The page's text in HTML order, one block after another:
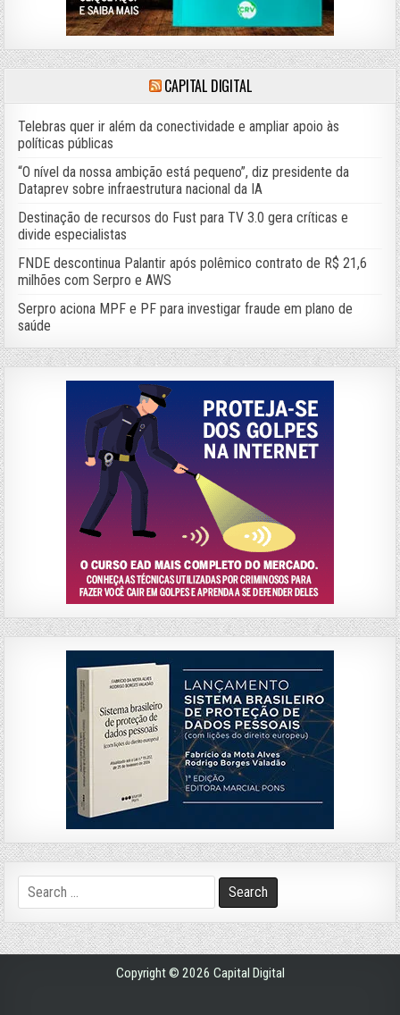
CAPITAL DIGITAL
Telebras quer ir além da conectividade e ampliar apoio às
políticas públicas
“O nível da nossa ambição está pequeno”, diz presidente da
Dataprev sobre infraestrutura nacional da IA
Destinação de recursos do Fust para TV 3.0 gera críticas e
divide especialistas
FNDE descontinua Palantir após polêmico contrato de R$ 21,6
milhões com Serpro e AWS
Serpro aciona MPF e PF para investigar fraude em plano de
saúde
Search
for:
Copyright © 2026 Capital Digital